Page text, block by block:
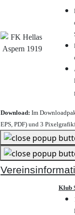
Download: Im
EPS, PDF) und 3
Klub